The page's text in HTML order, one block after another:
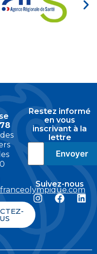
Restez informé
en vous
inscrivant à la
lettre
Suivez-nous